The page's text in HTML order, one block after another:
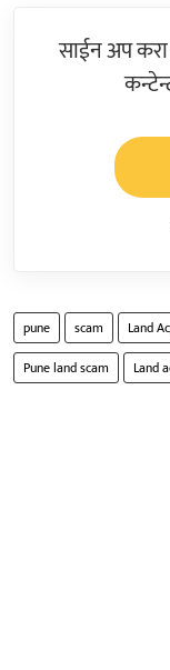
साईन अप
pune scam Land
Pune land scam
Land